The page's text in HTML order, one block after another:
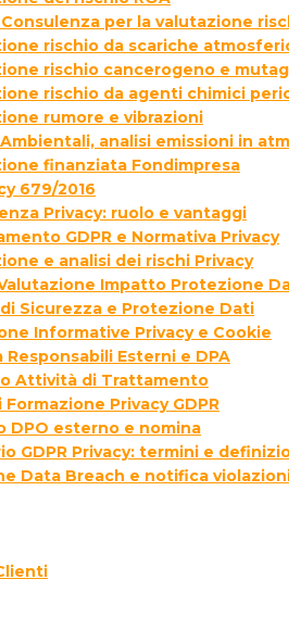
Consulenza per la valutazione
rischio da scariche
rischio cancerogeno e
rischio da agenti chimici
rumore e vibrazioni
analisi emissioni in
finanziata Fondimpresa
679/2016
Privacy: ruolo e vantaggi
GDPR e Normativa Privacy
e analisi dei rischi Privacy
Valutazione Impatto Protezione
Sicurezza e Protezione Dati
Informative Privacy e Cookie
Responsabili Esterni e DPA
Attività di Trattamento
Formazione Privacy GDPR
DPO esterno e nomina
GDPR Privacy: termini e
Data Breach e notifica